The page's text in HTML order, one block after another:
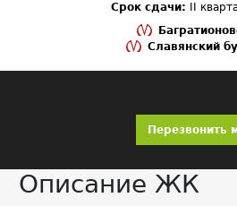
Срок сдачи: II
Славянский
Перезвонить
Описание ЖК